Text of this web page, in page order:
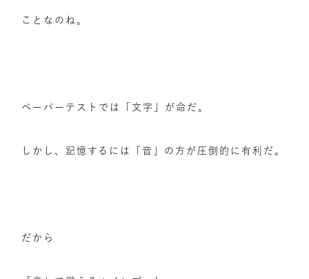
ことなのね。
ペーパーテストでは「文字」が命だ。
しかし、記憶するには「音」の方が圧倒的に有利だ。
だから